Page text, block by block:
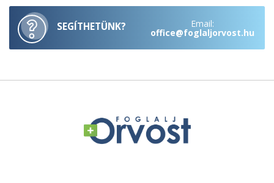
SEGÍTHETÜNK? Email:
office@foglaljorvost.hu